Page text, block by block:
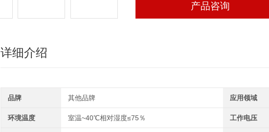
产品咨询
详细介绍
品牌 其他品牌 应用领域
环境温度 室温~40℃相对湿度≤75％ 工作电压